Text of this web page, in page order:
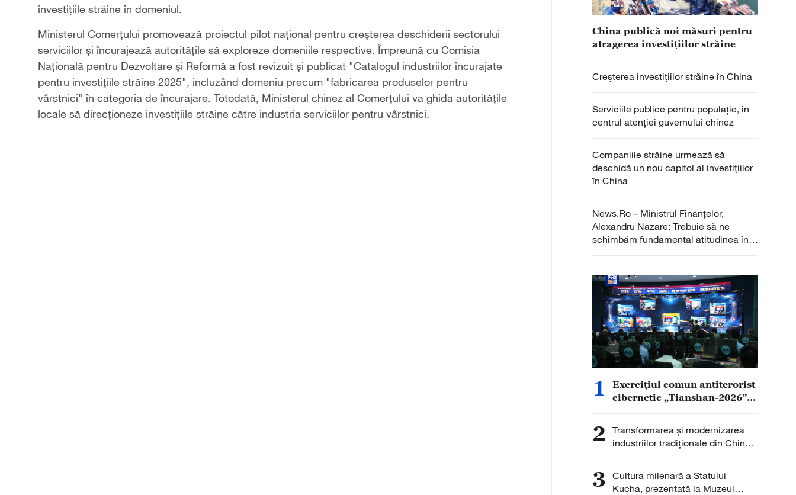
investițiile străine în domeniul.
Ministerul Comerțului promovează proiectul pilot național pentru creșterea deschiderii sectorului
serviciilor și încurajează autoritățile să exploreze domeniile respective. Împreună cu Comisia
Națională pentru Dezvoltare și Reformă a fost revizuit și publicat "Catalogul industriilor încurajate
pentru investițiile străine 2025", incluzând domeniu precum "fabricarea produselor pentru
vârstnici" în categoria de încurajare. Totodată, Ministerul chinez al Comerțului va ghida autoritățile
locale să direcționeze investițiile străine către industria serviciilor pentru vârstnici.
China publică noi măsuri pentru
atragerea investițiilor străine
Creșterea investițiilor străine în China
Serviciile publice pentru populație, în
centrul atenției guvernului chinez
Companiile străine urmează să
deschidă un nou capitol al investițiilor
în China
News.Ro – Ministrul Finanţelor,
Alexandru Nazare: Trebuie să ne
schimbăm fundamental atitudinea în
atragerea de investiţii străine
1
Exercițiul comun antiterorist
cibernetic „Tianshan-2026”
2 Transformarea și modernizarea
industriilor tradiționale din China
se accelerează, iar sectoarele
creștere
3 Cultura milenară a Statului
Kucha, prezentată la Muzeul